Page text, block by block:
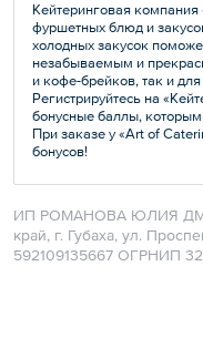
Кейтеринговая компания
фуршетных блюд и
холодных закусок
незабываемым и
и кофе-брейков, так и
Регистрируйтесь на
бонусные баллы,
При заказе у «Art of
бонусов!
ИП РОМАНОВА ЮЛИЯ
край, г. Губаха, ул.
592109135667 ОГРНИП